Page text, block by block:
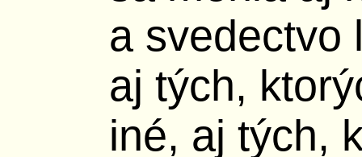
a svedectvo
aj tých,
iné, aj tých,